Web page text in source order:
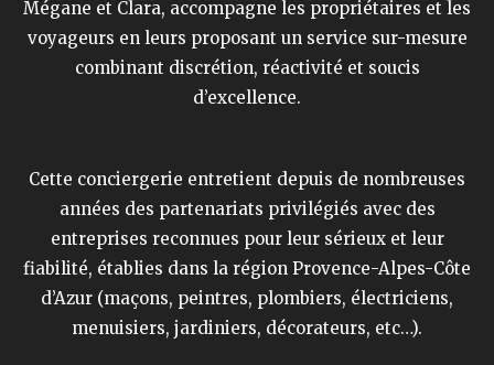
Mégane et Clara, accompagne les propriétaires et les
voyageurs en leurs proposant un service sur-mesure
combinant discrétion, réactivité et soucis
d’excellence.
Cette conciergerie entretient depuis de nombreuses
années des partenariats privilégiés avec des
entreprises reconnues pour leur sérieux et leur
fiabilité, établies dans la région Provence-Alpes-Côte
d’Azur (maçons, peintres, plombiers, électriciens,
menuisiers, jardiniers, décorateurs, etc…).